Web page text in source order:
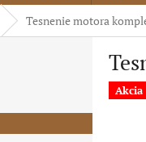
Tesnenie motora
Akcia